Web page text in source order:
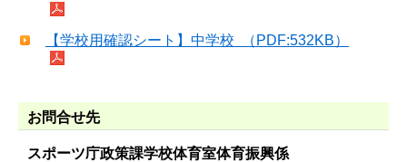
【学校用確認シート】中学校 （PDF:532KB）
お問合せ先
スポーツ庁政策課学校体育室体育振興係